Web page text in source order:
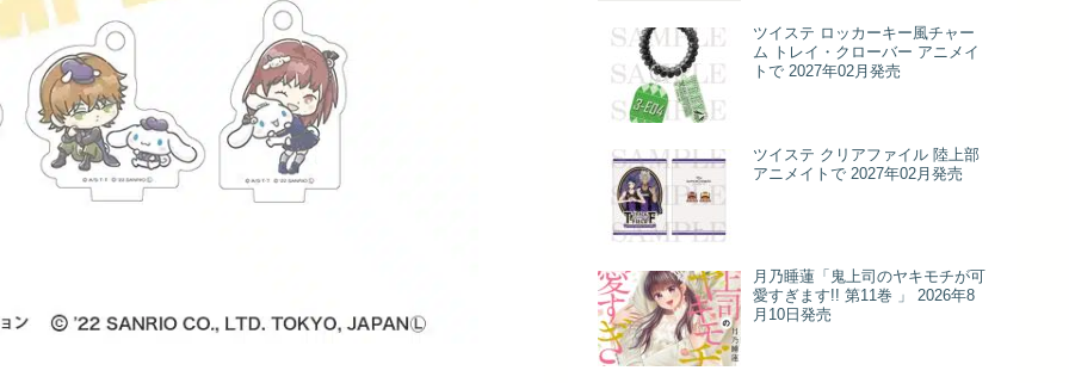
ツイステ ロッカーキー風チャー
ム トレイ・クローバー アニメイ
トで 2027年02月発売
ツイステ クリアファイル 陸上部
アニメイトで 2027年02月発売
月乃睡蓮「鬼上司のヤキモチが可
愛すぎます!! 第11巻 」 2026年8
月10日発売